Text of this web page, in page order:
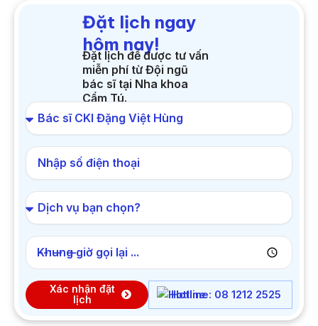
Đặt lịch ngay
hôm nay!
Đặt lịch để được tư vấn
miễn phí từ Đội ngũ
bác sĩ tại Nha khoa
Cẩm Tú.
Khung giờ gọi lại ...
Xác nhận đặt
lịch
Hotline: 08 1212 2525